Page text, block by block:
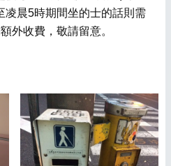
凌晨5時期間坐的士的話則需
外收費，敬請留意。